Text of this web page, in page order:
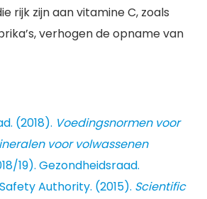
rijk zijn aan vitamine C, zoals
verhogen de opname van
(2018). Voedingsnormen voor
voor volwassenen
19). Gezondheidsraad.
Authority. (2015). Scientific